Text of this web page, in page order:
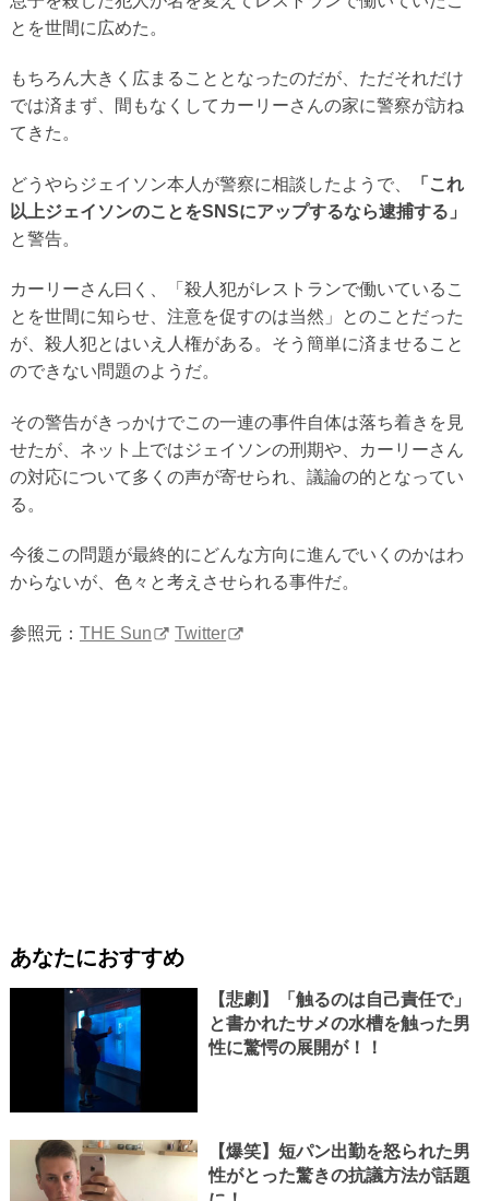
とを世間に広めた。
もちろん大きく広まることとなったのだが、ただそれだけ
では済まず、間もなくしてカーリーさんの家に警察が訪ね
てきた。
どうやらジェイソン本人が警察に相談したようで、
「これ
以上ジェイソンのことをSNSにアップするなら逮捕する」
と警告。
カーリーさん曰く、「殺人犯がレストランで働いているこ
とを世間に知らせ、注意を促すのは当然」とのことだった
が、殺人犯とはいえ人権がある。そう簡単に済ませること
のできない問題のようだ。
その警告がきっかけでこの一連の事件自体は落ち着きを見
せたが、ネット上ではジェイソンの刑期や、カーリーさん
の対応について多くの声が寄せられ、議論の的となってい
る。
今後この問題が最終的にどんな方向に進んでいくのかはわ
からないが、色々と考えさせられる事件だ。
参照元： THE Sun Twitter
あなたにおすすめ
【悲劇】「触るのは自己責任で」
と書かれたサメの水槽を触った男
性に驚愕の展開が！！
【爆笑】短パン出勤を怒られた男
性がとった驚きの抗議方法が話題